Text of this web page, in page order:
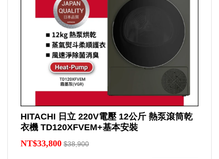
HITACHI 日立 220V電壓 12公斤 熱泵滾筒乾
衣機 TD120XFVEM+基本安裝
NT$33,800 $38,900